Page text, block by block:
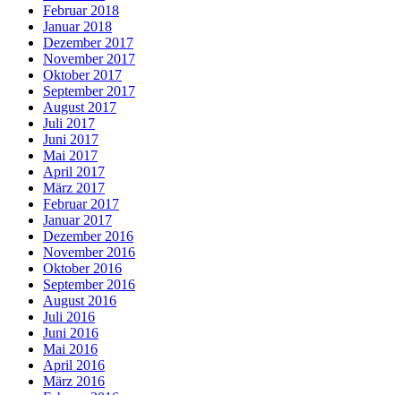
Februar 2018
Januar 2018
Dezember 2017
November 2017
Oktober 2017
September 2017
August 2017
Juli 2017
Juni 2017
Mai 2017
April 2017
März 2017
Februar 2017
Januar 2017
Dezember 2016
November 2016
Oktober 2016
September 2016
August 2016
Juli 2016
Juni 2016
Mai 2016
April 2016
März 2016